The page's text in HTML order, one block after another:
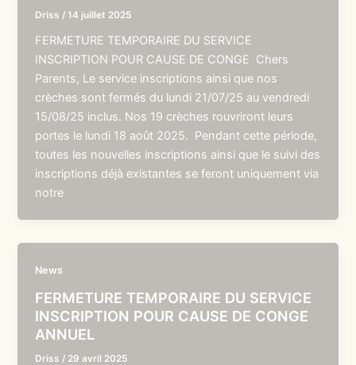
Driss /14 juillet 2025
FERMETURE TEMPORAIRE DU SERVICE
INSCRIPTION POUR CAUSE DE CONGE Chers
Parents, Le service inscriptions ainsi que nos
crèches sont fermés du lundi 21/07/25 au vendredi
15/08/25 inclus. Nos 19 crèches rouvriront leurs
portes le lundi 18 août 2025. Pendant cette période,
toutes les nouvelles inscriptions ainsi que le suivi des
inscriptions déjà existantes se feront uniquement via
notre
News
FERMETURE TEMPORAIRE DU SERVICE
INSCRIPTION POUR CAUSE DE CONGE
ANNUEL
Driss / 29 avril 2025